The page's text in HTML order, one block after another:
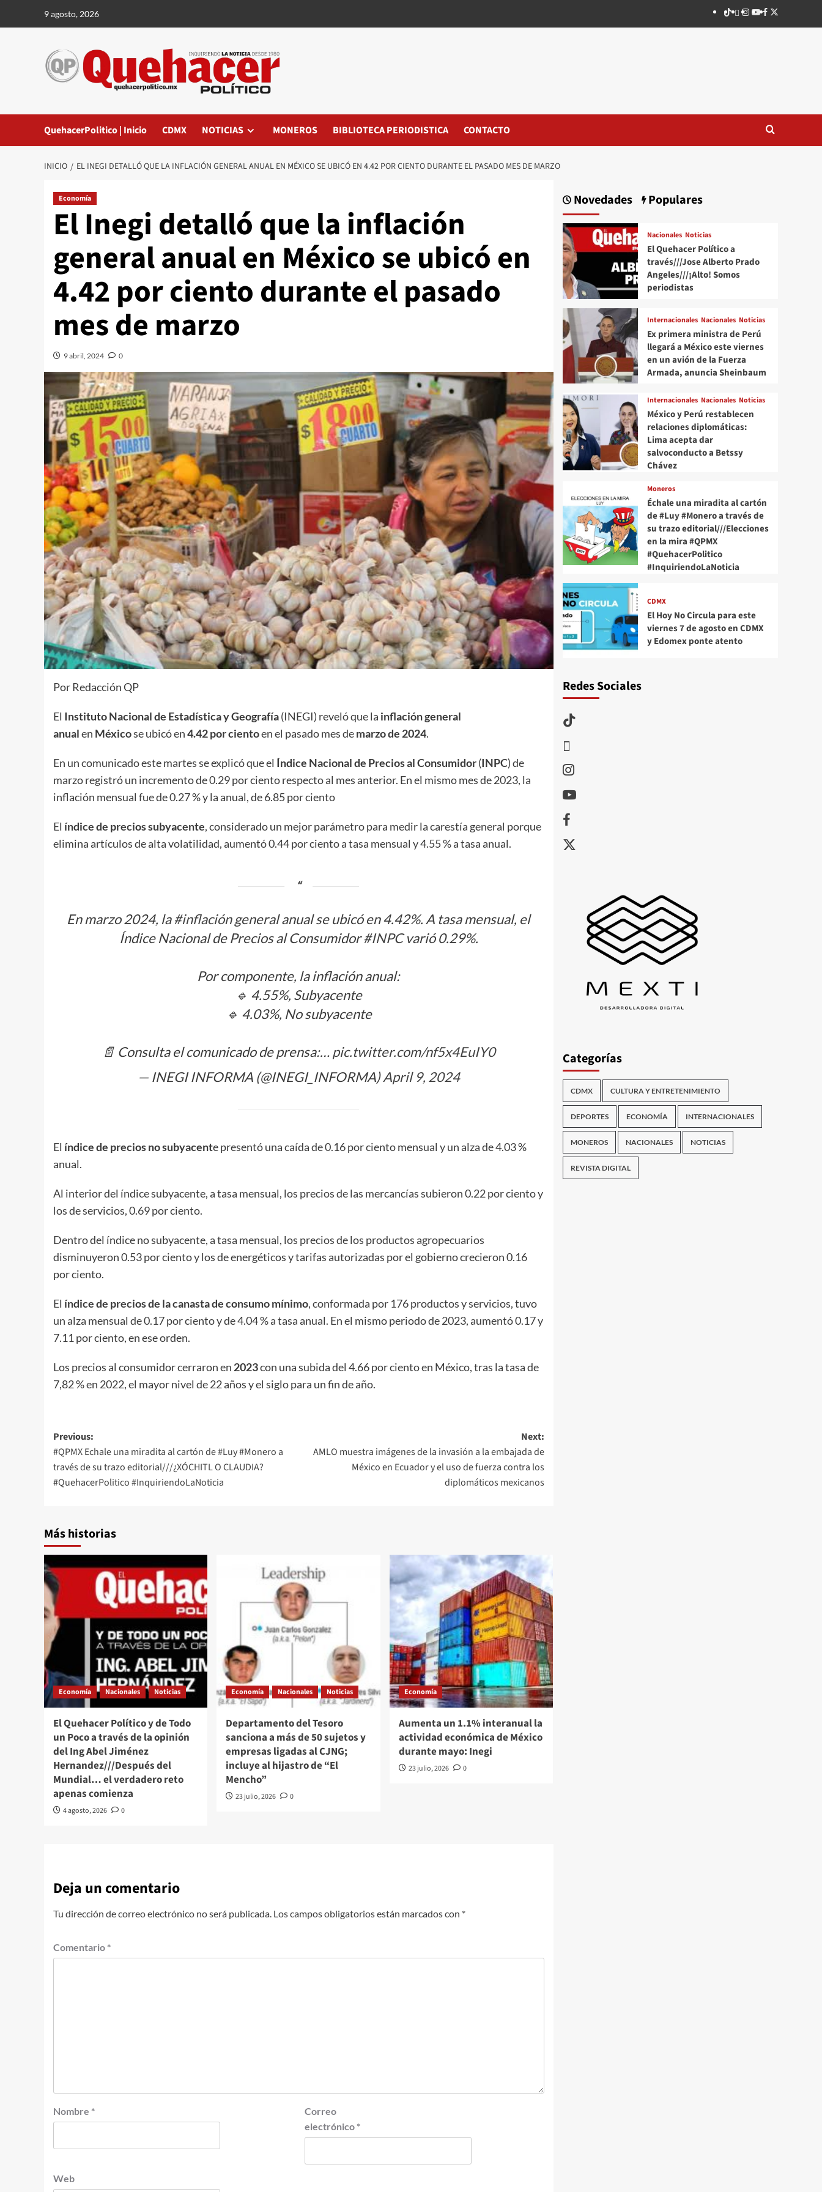
9 agosto, 2026 TikTok
threads
Instagram
Youtube
Facebook
X
QuehacerPolitico | Inicio CDMX NOTICIAS MONEROS BIBLIOTECA PERIODISTICA CONTACTO
INICIO EL INEGI DETALLÓ QUE LA INFLACIÓN GENERAL ANUAL EN MÉXICO SE UBICÓ EN 4.42 POR CIENTO DURANTE EL PASADO MES DE MARZO
Economía
El Inegi detalló que la inflación
general anual en México se ubicó en
4.42 por ciento durante el pasado
mes de marzo
9 abril, 2024 0
Por Redacción QP
El Instituto Nacional de Estadística y Geografía(INEGI) reveló que la inflación general
anualen Méxicose ubicó en4.42 por cientoen el pasado mes demarzo de 2024.
En un comunicado este martes se explicó que el Índice Nacional de Precios al Consumidor(INPC) de
marzo registró un incremento de 0.29 por ciento respecto al mes anterior. En el mismo mes de 2023, la
inflación mensual fue de 0.27 % y la anual, de 6.85 por ciento
El índice de precios subyacente, considerado un mejor parámetro para medir la carestía general porque
elimina artículos de alta volatilidad, aumentó 0.44 por ciento a tasa mensual y 4.55 % a tasa anual.
En marzo 2024, la#inflacióngeneral anual se ubicó en 4.42%. A tasa mensual, el
Índice Nacional de Precios al Consumidor#INPCvarió 0.29%.
Por componente, la inflación anual:
🔹 4.55%, Subyacente
🔹 4.03%, No subyacente
📄 Consulta el comunicado de prensa:… pic.twitter.com/nf5x4EuIY0
— INEGI INFORMA (@INEGI_INFORMA)April 9, 2024
El índice de precios no subyacente presentó una caída de 0.16 por ciento mensual y un alza de 4.03 %
anual.
Al interior del índice subyacente, a tasa mensual, los precios de las mercancías subieron 0.22 por ciento y
los de servicios, 0.69 por ciento.
Dentro del índice no subyacente, a tasa mensual, los precios de los productos agropecuarios
disminuyeron 0.53 por ciento y los de energéticos y tarifas autorizadas por el gobierno crecieron 0.16
por ciento.
El índice de precios de la canasta de consumo mínimo, conformada por 176 productos y servicios, tuvo
un alza mensual de 0.17 por ciento y de 4.04 % a tasa anual. En el mismo periodo de 2023, aumentó 0.17 y
7.11 por ciento, en ese orden.
Los precios al consumidor cerraron en 2023con una subida del 4.66 por ciento en México, tras la tasa de
7,82 % en 2022, el mayor nivel de 22 años y el siglo para un fin de año.
Post
navigation
Previous:
#QPMX Echale una miradita al cartón de #Luy #Monero a
través de su trazo editorial///¿XÓCHITL O CLAUDIA?
#QuehacerPolitico #InquiriendoLaNoticia
Next:
AMLO muestra imágenes de la invasión a la embajada de
México en Ecuador y el uso de fuerza contra los
diplomáticos mexicanos
Más historias
Economía Nacionales Noticias
El Quehacer Político y de Todo
un Poco a través de la opinión
del Ing Abel Jiménez
Hernandez///Después del
Mundial… el verdadero reto
apenas comienza
4 agosto, 2026 0
Economía Nacionales Noticias
Departamento del Tesoro
sanciona a más de 50 sujetos y
empresas ligadas al CJNG;
incluye al hijastro de “El
Mencho”
23 julio, 2026 0
Economía
Aumenta un 1.1% interanual la
actividad económica de México
durante mayo: Inegi
23 julio, 2026 0
Deja un comentario
Tu dirección de correo electrónico no será publicada. Los campos obligatorios están marcados con *
Comentario *
Nombre *
Correo
electrónico *
Web
Novedades Populares
Nacionales Noticias
El Quehacer Político a
través///Jose Alberto Prado
Angeles///¡Alto! Somos
periodistas
Internacionales Nacionales Noticias
Ex primera ministra de Perú
llegará a México este viernes
en un avión de la Fuerza
Armada, anuncia Sheinbaum
Internacionales Nacionales Noticias
México y Perú restablecen
relaciones diplomáticas:
Lima acepta dar
salvoconducto a Betssy
Chávez
Moneros
Échale una miradita al cartón
de #Luy #Monero a través de
su trazo editorial///Elecciones
en la mira #QPMX
#QuehacerPolitico
#InquiriendoLaNoticia
CDMX
El Hoy No Circula para este
viernes 7 de agosto en CDMX
y Edomex ponte atento
Redes Sociales
TikTok
Instagram
Youtube
Facebook
X
Categorías
CDMX CULTURA Y ENTRETENIMIENTO
DEPORTES ECONOMÍA INTERNACIONALES
MONEROS NACIONALES NOTICIAS
REVISTA DIGITAL